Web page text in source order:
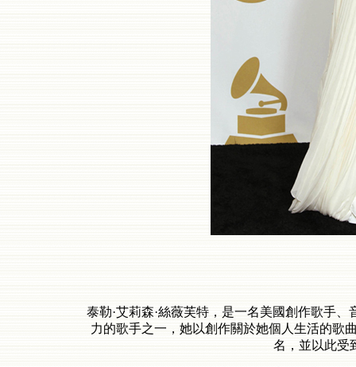
泰勒·艾莉森·絲薇芙特，是一名美國創作歌手
力的歌手之一，她以創作關於她個人生活的歌
名，並以此受